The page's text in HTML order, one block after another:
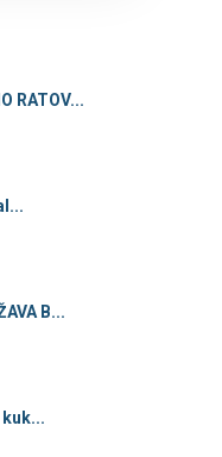
RATOV...
B...